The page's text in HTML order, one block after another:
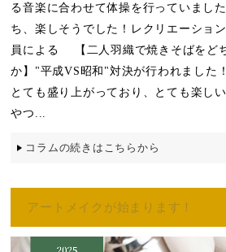
る音楽に合わせて体操を行っていまし
ち、楽しそうでした！レクリエーショ
員による 【二人羽織で焼きそばをど
か】"平成VS昭和"対決が行われました
とても盛り上がっており、とても楽し
やつ...
コラムの続きはこちらから
アートメイクが始まります！